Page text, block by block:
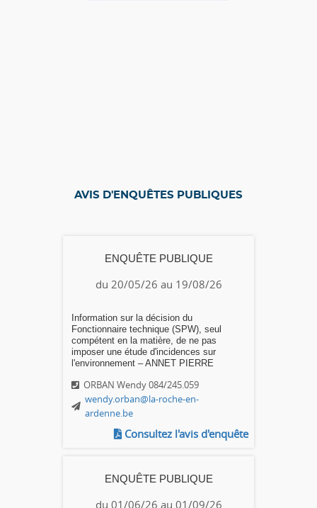
AVIS D'ENQUÊTES PUBLIQUES
ENQUÊTE PUBLIQUE
du 20/05/26 au 19/08/26
Information sur la décision du
Fonctionnaire technique (SPW), seul
compétent en la matière, de ne pas
imposer une étude d'incidences sur
l'environnement – ANNET PIERRE
ORBAN Wendy 084/245.059
wendy.orban@la-roche-en-
ardenne.be
Consultez l'avis d'enquête
ENQUÊTE PUBLIQUE
du 01/06/26 au 01/09/26